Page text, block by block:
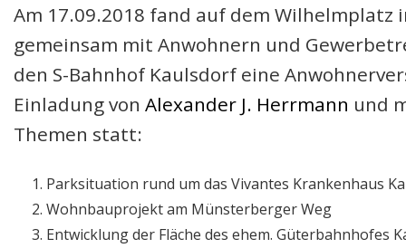
Am 17.09.2018 fand auf dem Wilhelmplatz
gemeinsam mit Anwohnern und
den S-Bahnhof Kaulsdorf eine
Einladung von Alexander J. Herrmann und
Themen statt:
Parksituation rund um das Vivantes Krankenhaus
Wohnbauprojekt am Münsterberger Weg
Entwicklung der Fläche des ehem. Güterbahnhofes